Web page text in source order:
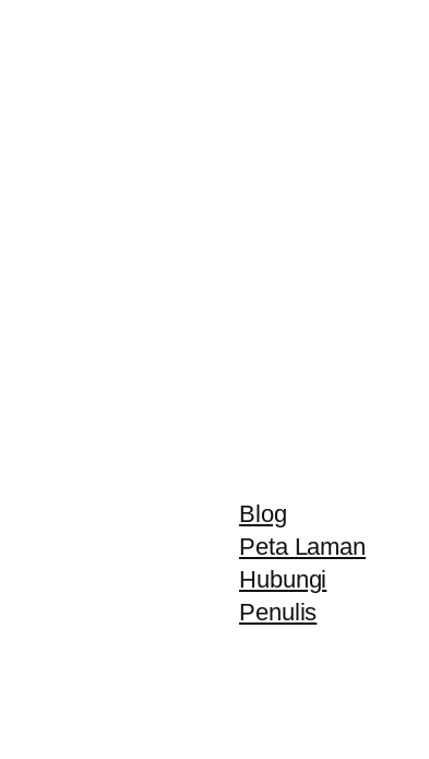
Blog
Peta Laman
Hubungi
Penulis